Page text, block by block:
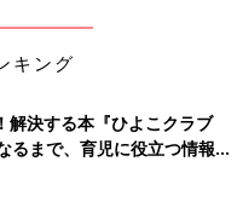
いすぎてしまって、賞味
ないものを忘れがちで
キング
解決する本『ひよこクラブ
まで、育児に役立つ情報が